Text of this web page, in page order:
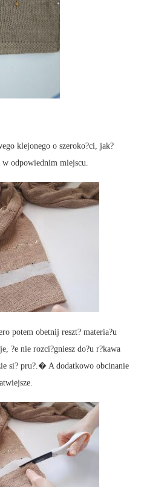
klejonego o szeroko?ci, jak?
odpowiednim miejscu.
potem obetnij reszt? materia?u
?e nie rozci?gniesz do?u r?kawa
si? pru?.� A dodatkowo obcinanie